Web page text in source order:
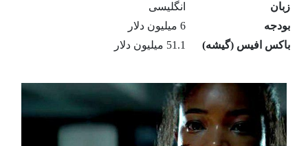
زبان
انگلیسی
بودجه
6 میلیون دلار
باکس افیس (گیشه)
51.1 میلیون دلار